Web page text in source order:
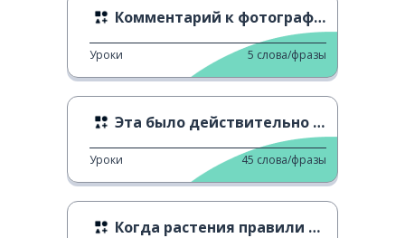
Комментарий к фотографии призрака
Уроки 5 слова/фразы
Эта было действительно страшно
Уроки 45 слова/фразы
Когда растения правили Землей